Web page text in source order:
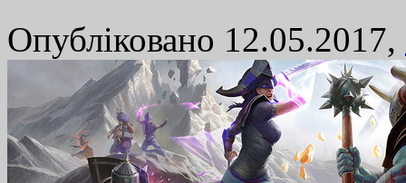
Опубліковано 12.05.2017,